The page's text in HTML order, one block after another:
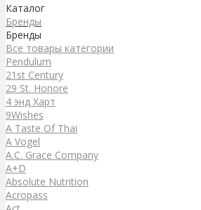
Каталог
Бренды
Бренды
Все товары категории
Pendulum
21st Century
29 St. Honore
4 энд Харт
9Wishes
A Taste Of Thai
A Vogel
A.C. Grace Company
A+D
Absolute Nutrition
Acropass